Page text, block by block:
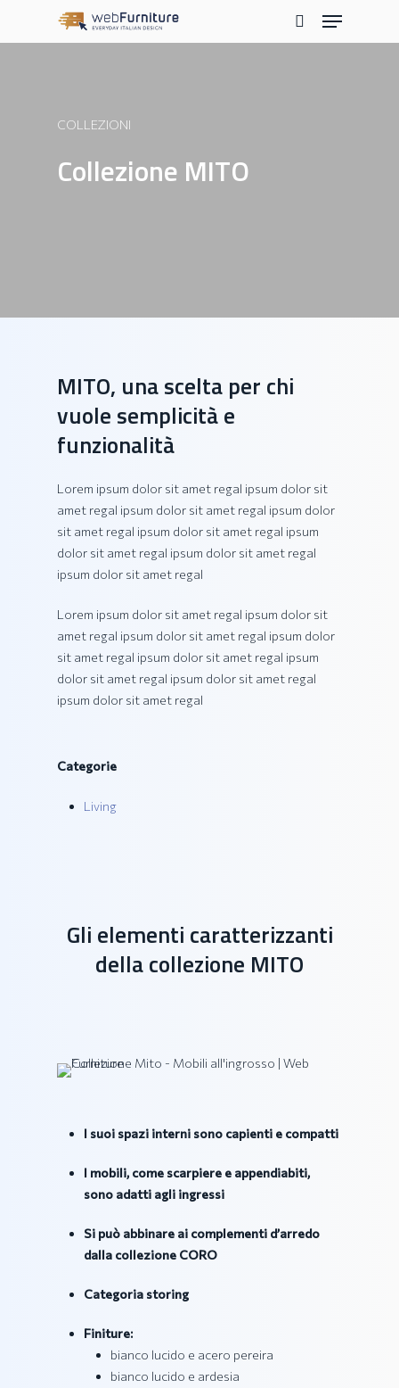
search
Menu
COLLEZIONI
Collezione MITO
MITO, una scelta per chi
vuole semplicità e
funzionalità
Lorem ipsum dolor sit amet regal ipsum dolor sit
amet regal ipsum dolor sit amet regal ipsum dolor
sit amet regal ipsum dolor sit amet regal ipsum
dolor sit amet regal ipsum dolor sit amet regal
ipsum dolor sit amet regal
Lorem ipsum dolor sit amet regal ipsum dolor sit
amet regal ipsum dolor sit amet regal ipsum dolor
sit amet regal ipsum dolor sit amet regal ipsum
dolor sit amet regal ipsum dolor sit amet regal
ipsum dolor sit amet regal
Categorie
Living
Gli elementi caratterizzanti
della collezione MITO
I suoi spazi interni sono capienti e compatti
I mobili, come scarpiere e appendiabiti,
sono adatti agli ingressi
Si può abbinare ai complementi d’arredo
dalla collezione CORO
Categoria storing
Finiture:
bianco lucido e acero pereira
bianco lucido e ardesia